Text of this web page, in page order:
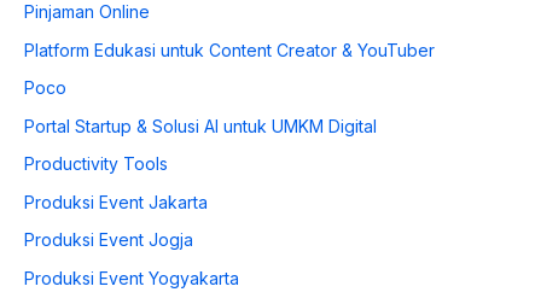
Pinjaman Online
Platform Edukasi untuk Content Creator & YouTuber
Poco
Portal Startup & Solusi AI untuk UMKM Digital
Productivity Tools
Produksi Event Jakarta
Produksi Event Jogja
Produksi Event Yogyakarta